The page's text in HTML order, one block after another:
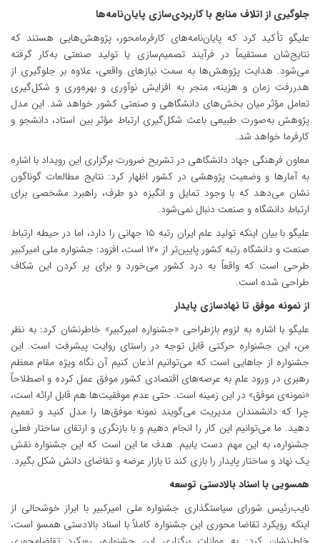
جلوگیری از اتلاف منابع با کاربردی‌سازی پایان‌نامه‌ها
علیگو تأکید کرد که پایان‌نامه‌های کارفرمامحور، پژوهش‌هایی هستند که
نتایج‌شان مستقیماً در فرآیند تصمیم‌سازی یا تولید صنعتی به‌کار گرفته
می‌شود. هدایت پژوهش‌ها به سمت نیازهای واقعی، علاوه بر جلوگیری از
هدررفت زمان و هزینه، منجر به افزایش نوآوری و بهره‌وری و شکل‌گیری
تعامل مؤثر میان بخش‌های دانشگاهی و صنعتی کشور خواهد شد. این مدل
پژوهش به‌صورت طبیعی باعث شکل‌گیری ارتباط مؤثر بین استاد، دانشجو و
کارفرما خواهد شد.
معاون فرهنگی جهاد دانشگاهی در تشریح ضرورت برگزاری این رویداد با اشاره
به آمارها و وضعیت پژوهشی در کشور اظهار کرد: نتایج مطالعات گوناگون
نشان می‌دهد که با وجود تمایل و انگیزه دو طرف، راهبرد مشخصی برای
ارتباط دانشگاه و صنعت دنبال نمی‌شود.
علیگو با بیان اینکه تولید علم ایران رتبه ۱۵ جهانی را دارد، اما در حیطه ارتباط
صنعت و دانشگاه رتبه کشور پایین‌تر از ۱۲۰ است، افزود: جشنواره ملی امیرکبیر
طرحی است که واقعاً به درد کشور می‌خورد و برای پر کردن این شکاف
طراحی شده است.
از نمونه موفق تا نهادسازی پایدار
علیگو با اشاره به لزوم بازطراحی «جشنواره امیرکبیر» خاطرنشان کرد: به نظر
من، این جشنواره حرکتی قابل توجه در راستای روایت پیشرفت است. این
جشنواره از جاهایی است که می‌توانیم اذعان کنیم آن نگاه ویژه مقام معظم
رهبری در ورود علم به عرصه‌های اقتصادی کشور موفق عمل کرده و اصطلاحاً
«نمونه‌ی موفق» در این زمینه است. حتی عدم موفقیت‌ها هم قابل ارائه است،
چرا که دانشمندان مدیریت می‌گویند نمونه موفق‌ها را مدل کنید و تعمیم
دهید. ما می‌توانیم این کار را انجام دهیم و با بازنگری و ارتقای ساختار فعلی
جشنواره، به این مهم دست یابیم. هدف ما این است که این جشنواره نقش
یک نهاد و ساختار پایدار را بازی کند تا بازار عرضه و تقاضای دانش شکل بگیرد.
همسویی با اسناد بالادستی توسعه
نایب‌رئیس شورای سیاستگذاری جشنواره ملی امیرکبیر با ابراز خوشحالی از
اینکه رویکرد تقاضا محوری این جشنواره کاملاً با اسناد بالادستی همسو است،